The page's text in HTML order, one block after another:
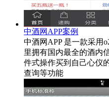
中酒网APP案例
中酒网APP 是一款采用
里拥有国内最全的酒内
件式操作买到自己心仪
查询等功能